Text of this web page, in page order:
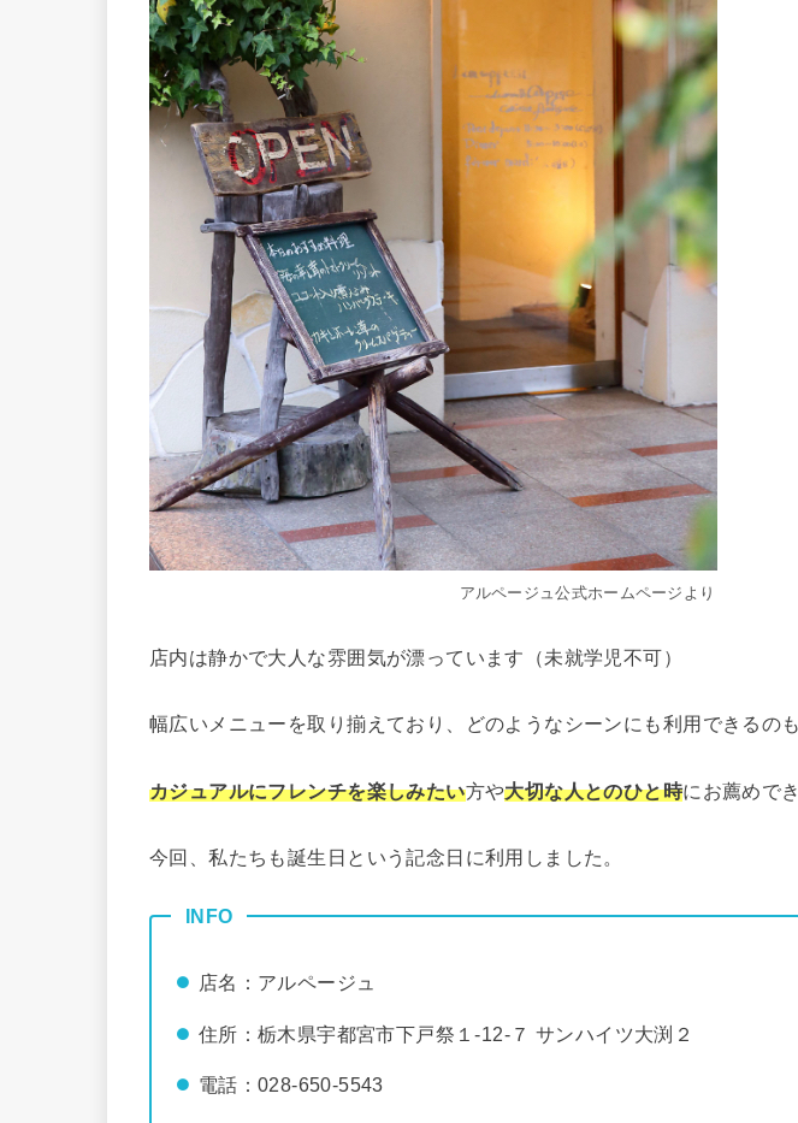
アルページュ公式ホームページより
店内は静かで大人な雰囲気が漂っています（未就学児不可）
幅広いメニューを取り揃えており、どのようなシーンにも利用できるのも
カジュアルにフレンチを楽しみたい方や大切な人とのひと時にお薦めで
今回、私たちも誕生日という記念日に利用しました。
INFO
店名：アルページュ
住所：栃木県宇都宮市下戸祭１-12-７ サンハイツ大渕２
電話： 028-650-5543